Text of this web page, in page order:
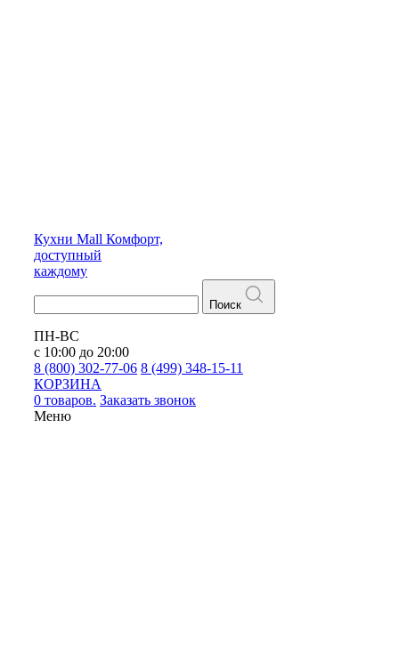
Кухни Mall Комфорт,
доступный
каждому
Поиск
ПН-ВС
с 10:00 до 20:00
8 (800) 302-77-06 8 (499) 348-15-11
КОРЗИНА
0 товаров. Заказать звонок
Меню